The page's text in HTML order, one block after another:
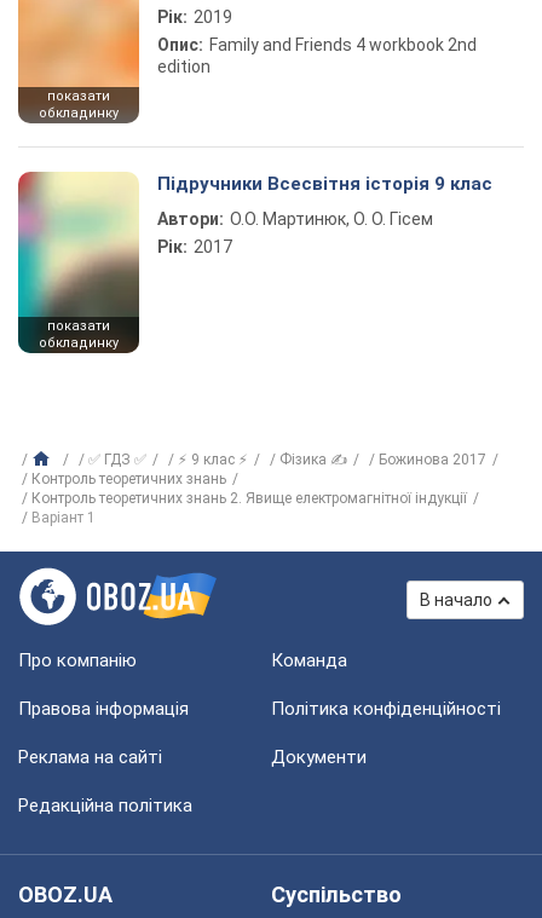
показати
обкладинку
Рік: 2019
Опис: Family and Friends 4 workbook 2nd
edition
показати
обкладинку
Підручники Всесвітня історія 9 клас
Автори: О.О. Мартинюк, О. О. Гісем
Рік: 2017
✅ ГДЗ ✅ ⚡ 9 клас ⚡ Фізика ✍
Божинова 2017
Контроль теоретичних знань
Контроль теоретичних знань 2. Явище електромагнітної індукції
Варіант 1
В начало
Про компанію Команда
Правова інформація Політика конфіденційності
Реклама на сайті Документи
Редакційна політика
OBOZ.UA
Суспільство